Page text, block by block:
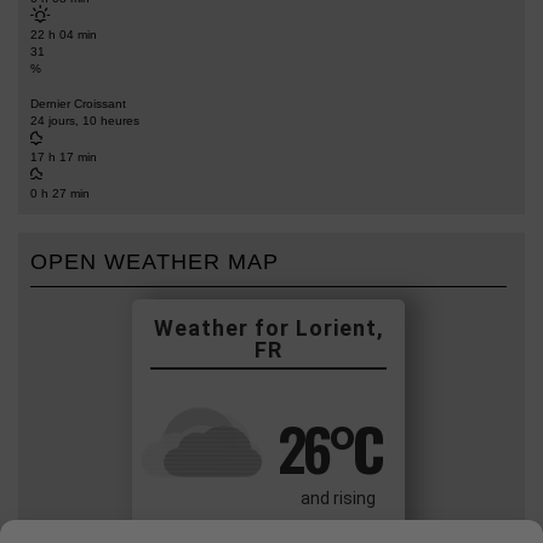
22 h 04 min
31
%
Dernier Croissant
24 jours, 10 heures
17 h 17 min
0 h 27 min
OPEN WEATHER MAP
Lorient,
FR
26°C
and rising